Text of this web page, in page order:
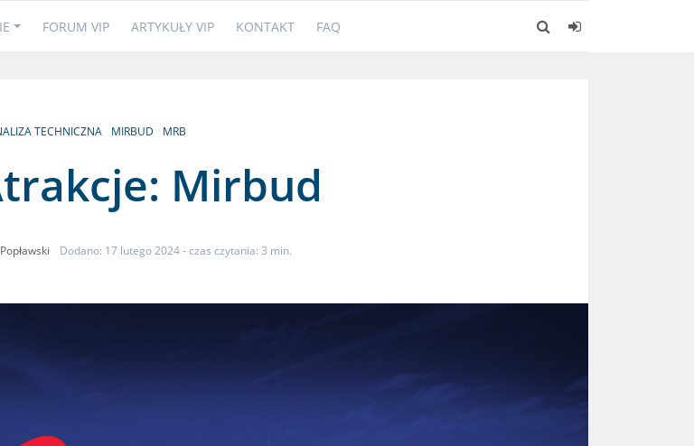
FORUM VIP ARTYKUŁY VIP KONTAKT FAQ
TECHNICZNA MIRBUD MRB
Mirbud
Dodano: 17 lutego 2024 - czas czytania: 3 min.